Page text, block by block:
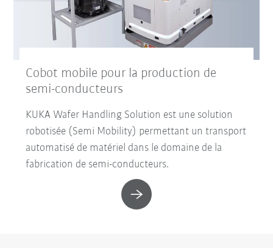
Cobot mobile pour la production de
semi-conducteurs
KUKA Wafer Handling Solution est une solution
robotisée (Semi Mobility) permettant un transport
automatisé de matériel dans le domaine de la
fabrication de semi-conducteurs.